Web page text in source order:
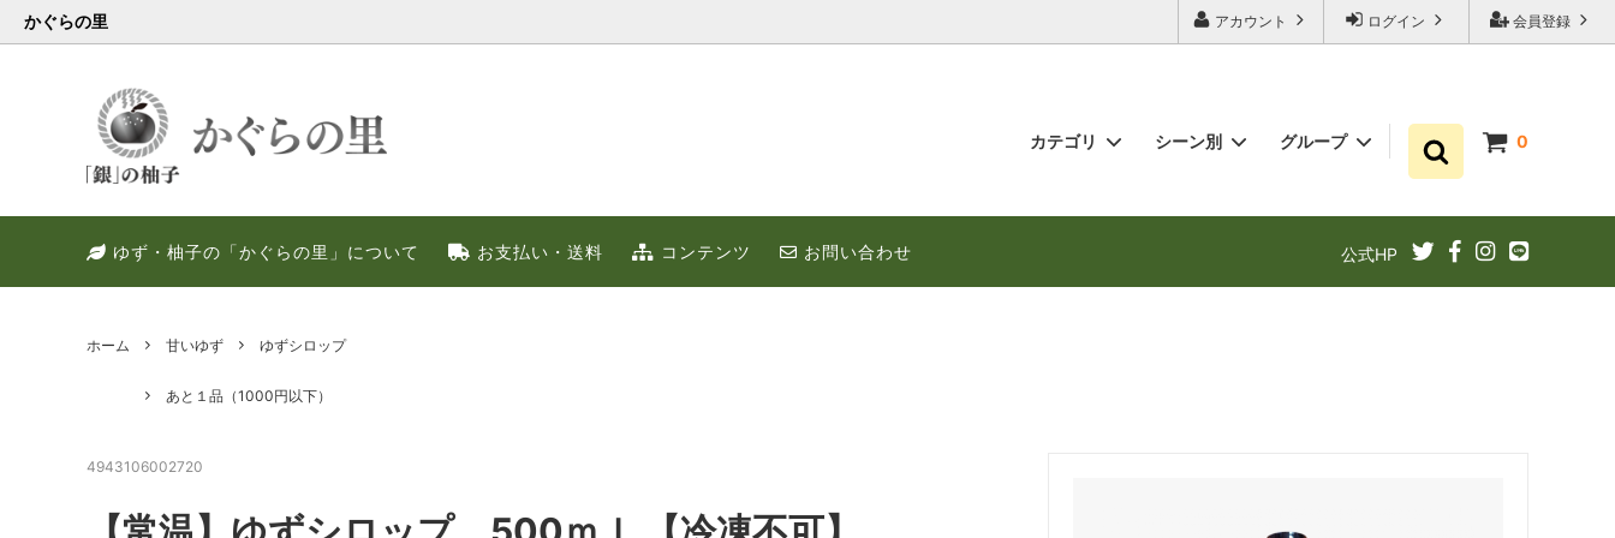
かぐらの里 会員登録
ログイン
アカウント
0
カテゴリ シーン別 グループ
ゆず・柚子の「かぐらの里」について お支払い・送料 コンテンツ お問い合わせ 公式HP
ホーム 甘いゆず ゆずシロップ
あと１品（1000円以下）
4943106002720